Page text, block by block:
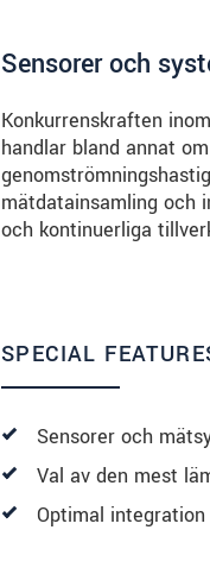
Sensorer och
Konkurrenskraften
handlar bland annat
mätdatainsamling och
och kontinuerliga
SPECIAL
Sensorer och
Val av den mest
Optimal